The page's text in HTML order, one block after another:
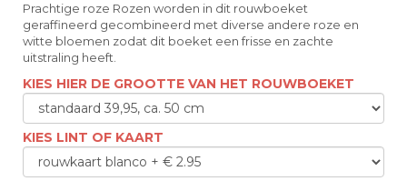
Prachtige roze Rozen worden in dit rouwboeket
geraffineerd gecombineerd met diverse andere roze en
witte bloemen zodat dit boeket een frisse en zachte
uitstraling heeft.
KIES HIER DE GROOTTE VAN HET ROUWBOEKET
KIES LINT OF KAART